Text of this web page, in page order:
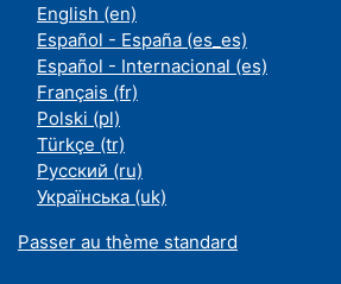
English ‎(en)‎
Español - España ‎(es_es)‎
Español - Internacional ‎(es)‎
Français ‎(fr)‎
Polski ‎(pl)‎
Türkçe ‎(tr)‎
Русский ‎(ru)‎
Українська ‎(uk)‎
Passer au thème standard